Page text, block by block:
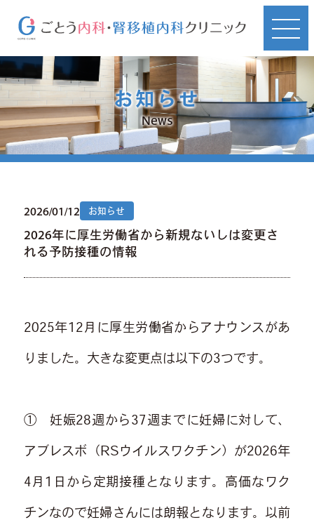
お知らせ
News
2026/01/12 お知らせ
2026年に厚生労働省から新規ないしは変更さ
れる予防接種の情報
2025年12月に厚生労働省からアナウンスがあ
りました。大きな変更点は以下の3つです。
① 妊娠28週から37週までに妊婦に対して、
アブレスボ（RSウイルスワクチン）が2026年
4月1日から定期接種となります。高価なワク
チンなので妊婦さんには朗報となります。以前